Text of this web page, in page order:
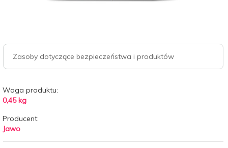
Zasoby dotyczące bezpieczeństwa i produktów
Waga produktu:
0,45 kg
Producent:
Jawo